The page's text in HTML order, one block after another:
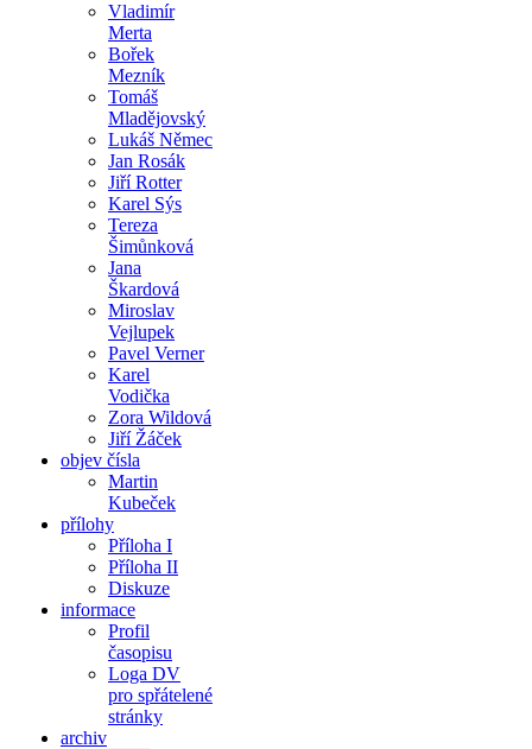
Vladimír
Merta
Bořek
Mezník
Tomáš
Mladějovský
Lukáš Němec
Jan Rosák
Jiří Rotter
Karel Sýs
Tereza
Šimůnková
Jana
Škardová
Miroslav
Vejlupek
Pavel Verner
Karel
Vodička
Zora Wildová
Jiří Žáček
objev čísla
Martin
Kubeček
přílohy
Příloha I
Příloha II
Diskuze
informace
Profil
časopisu
Loga DV
pro spřátelené
stránky
archiv